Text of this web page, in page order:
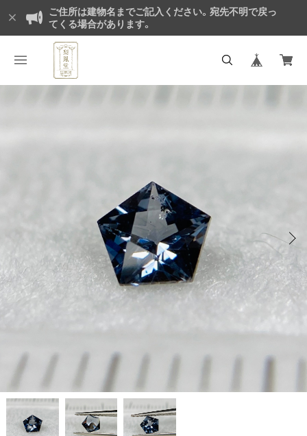
ご住所は建物名までご記入ください。宛先不明で戻っ
てくる場合があります。